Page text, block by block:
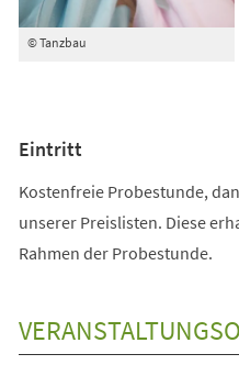
© Tanzbau
Eintritt
Kostenfreie Probestunde,
unserer Preislisten. Diese
Rahmen der Probestunde.